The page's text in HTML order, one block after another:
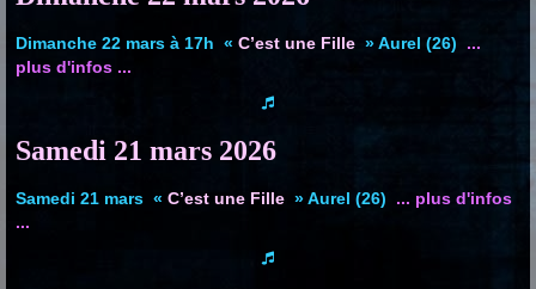
Dimanche 22 mars à 17h « C’est une Fille » Aurel (26) ...
plus d'infos ...
Samedi 21 mars 2026
Samedi 21 mars « C’est une Fille » Aurel (26) ... plus d'infos
...